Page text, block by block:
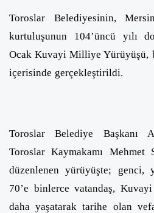
Toroslar Belediyesinin,
kurtuluşunun 104’üncü yılı
Ocak Kuvayi Milliye Yürüyüşü,
içerisinde gerçekleştirildi.
Toroslar Belediye Başkanı
Toroslar Kaymakamı Mehmet
düzenlenen yürüyüşte; genci,
70’e binlerce vatandaş,
daha yaşatarak tarihe olan